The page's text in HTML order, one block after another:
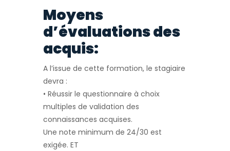
Moyens
d’évaluations des
acquis:
A l’issue de cette formation, le stagiaire
devra :
• Réussir le questionnaire à choix
multiples de validation des
connaissances acquises.
Une note minimum de 24/30 est
exigée. ET